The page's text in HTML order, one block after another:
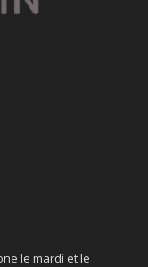
le mardi et le